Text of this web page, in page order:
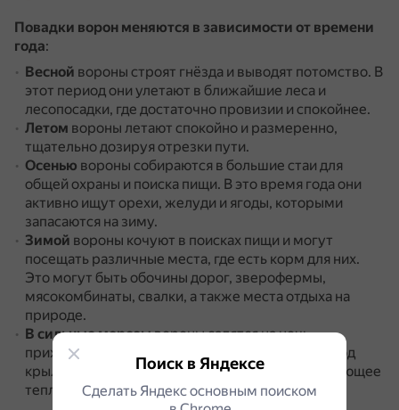
Повадки ворон меняются в зависимости от времени
года:
Весной вороны строят гнёзда и выводят потомство. В
этот период они улетают в ближайшие леса и
лесопосадки, где достаточно провизии и спокойнее.
Летом вороны летают спокойно и размеренно,
тщательно дозируя отрезки пути.
Осенью вороны собираются в большие стаи для
общей охраны и поиска пищи. В это время года они
активно ищут орехи, желуди и ягоды, которыми
запасаются на зиму.
Зимой вороны кочуют в поисках пищи и могут
посещать различные места, где есть корм для них.
Это могут быть обочины дорог, зверофермы,
мясокомбинаты, свалки, а также места отдыха на
природе.
В сильные морозывороны садятся на ночь,
прижимаясь тесно друг к другу, пряча голову под
крыло и распушивая оперение, хорошо сохраняющее
тепло.
Поиск в Яндексе
Сделать Яндекс основным поиском